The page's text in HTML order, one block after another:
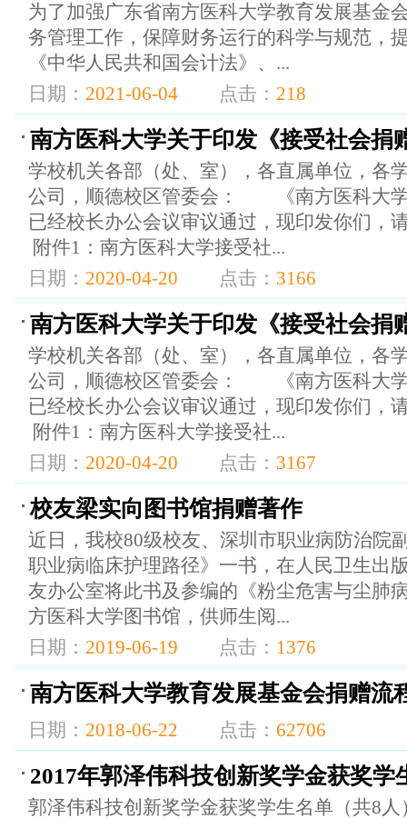
为了加强广东省南方医科大学教育发展基金
务管理工作，保障财务运行的科学与规范，
《中华人民共和国会计法》、...
日期： 2021-06-04 点击： 218
南方医科大学关于印发《接受社会捐
学校机关各部（处、室），各直属单位，各
公司，顺德校区管委会： 《南方医科大学
已经校长办公会议审议通过，现印发你
附件1：南方医科大学接受社...
日期： 2020-04-20 点击： 3166
南方医科大学关于印发《接受社会捐
学校机关各部（处、室），各直属单位，各
公司，顺德校区管委会： 《南方医科大学
已经校长办公会议审议通过，现印发你
附件1：南方医科大学接受社...
日期： 2020-04-20 点击： 3167
校友梁实向图书馆捐赠著作
近日，我校80级校友、深圳市职业病防治院
职业病临床护理路径》一书，在人民卫生出
友办公室将此书及参编的《粉尘危害与尘肺
方医科大学图书馆，供师生阅...
日期： 2019-06-19 点击： 1376
南方医科大学教育发展基金会捐赠流
日期： 2018-06-22 点击： 62706
2017年郭泽伟科技创新奖学金获奖学
郭泽伟科技创新奖学金获奖学生名单（共8